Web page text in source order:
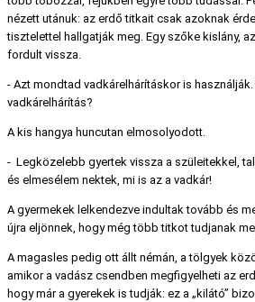
nézett utánuk: az erdő titkait csak azoknak
tisztelettel hallgatják meg. Egy szőke kislány,
fordult vissza.
- Azt mondtad vadkárelhárításkor is
vadkárelhárítás?
A kis hangya huncutan elmosolyodott.
- Legközelebb gyertek vissza a szüleitekkel,
és elmesélem nektek, mi is az a vadkár!
A gyermekek lelkendezve indultak tovább és
újra eljönnek, hogy még több titkot tudjanak
A magasles pedig ott állt némán, a tölgyek
amikor a vadász csendben megfigyelheti az
hogy már a gyerekek is tudják: ez a „kilátó”